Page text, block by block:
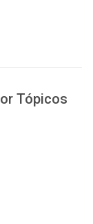
Tópicos